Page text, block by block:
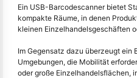
Ein USB-Barcodescanner bietet
kompakte Räume, in denen
kleinen Einzelhandelsgeschäften
Im Gegensatz dazu überzeugt ein
Umgebungen, die Mobilität
oder große Einzelhandelsflächen,